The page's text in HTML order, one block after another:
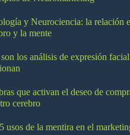
y Neurociencia: la relación
y la mente
los análisis de expresión
que activan el deseo de
cerebro
usos de la mentira en el